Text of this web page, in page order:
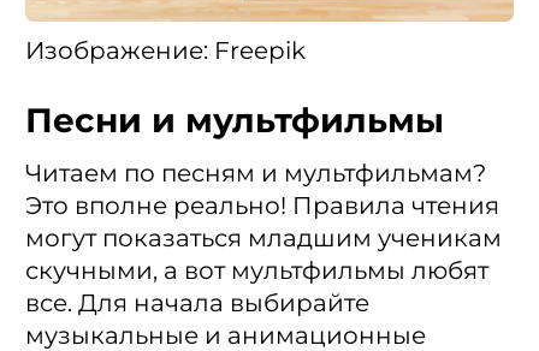
Изображение: Freepik
Песни и мультфильмы
Читаем по песням и мультфильмам?
Это вполне реально! Правила чтения
могут показаться младшим ученикам
скучными, а вот мультфильмы любят
все. Для начала выбирайте
музыкальные и анимационные